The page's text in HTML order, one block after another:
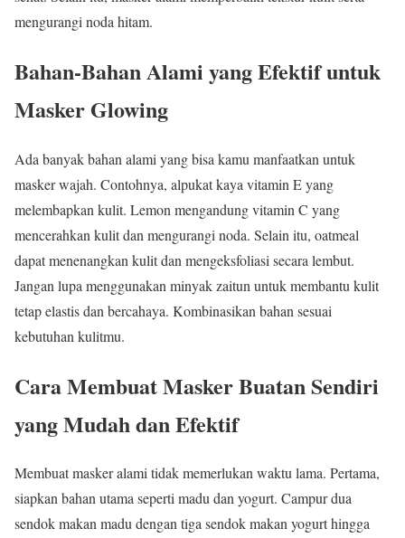
mengurangi noda hitam.
Bahan-Bahan Alami yang Efektif untuk
Masker Glowing
Ada banyak bahan alami yang bisa kamu manfaatkan untuk
masker wajah. Contohnya, alpukat kaya vitamin E yang
melembapkan kulit. Lemon mengandung vitamin C yang
mencerahkan kulit dan mengurangi noda. Selain itu, oatmeal
dapat menenangkan kulit dan mengeksfoliasi secara lembut.
Jangan lupa menggunakan minyak zaitun untuk membantu kulit
tetap elastis dan bercahaya. Kombinasikan bahan sesuai
kebutuhan kulitmu.
Cara Membuat Masker Buatan Sendiri
yang Mudah dan Efektif
Membuat masker alami tidak memerlukan waktu lama. Pertama,
siapkan bahan utama seperti madu dan yogurt. Campur dua
sendok makan madu dengan tiga sendok makan yogurt hingga